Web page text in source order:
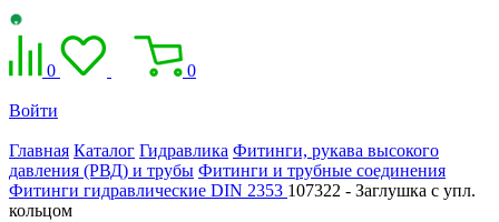
0 0
Войти
Главная Каталог Гидравлика Фитинги, рукава высокого
давления (РВД) и трубы Фитинги и трубные соединения
Фитинги гидравлические DIN 2353 107322 - Заглушка с упл.
кольцом